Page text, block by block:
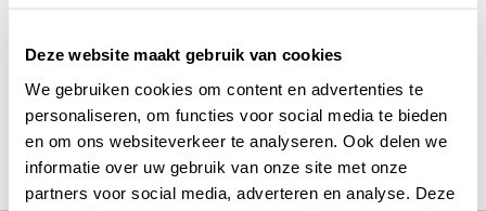
Deze website maakt gebruik van cookies
We gebruiken cookies om content en advertenties te
personaliseren, om functies voor social media te bieden
en om ons websiteverkeer te analyseren. Ook delen we
informatie over uw gebruik van onze site met onze
partners voor social media, adverteren en analyse. Deze
Deze producten zijn wellicht ook interessant